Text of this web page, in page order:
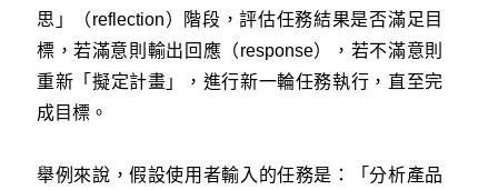
思」（reflection）階段，評估任務結果是否滿足目
標，若滿意則輸出回應（response），若不滿意則
重新「擬定計畫」，進行新一輪任務執行，直至完
成目標。
舉例來說，假設使用者輸入的任務是：「分析產品